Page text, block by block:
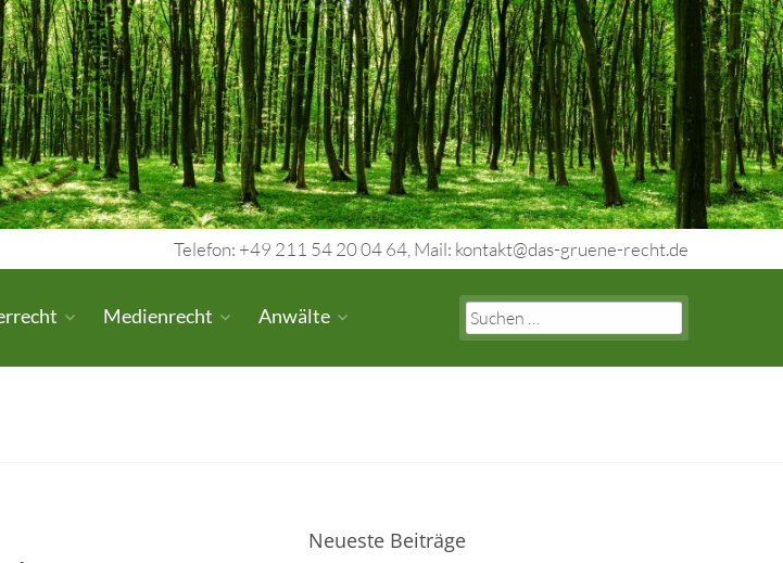
Telefon: +49 211 54 20 04 64, Mail: kontakt@das-gruene-recht.de
Search
for:
Medienrecht Anwälte
Neueste Beiträge